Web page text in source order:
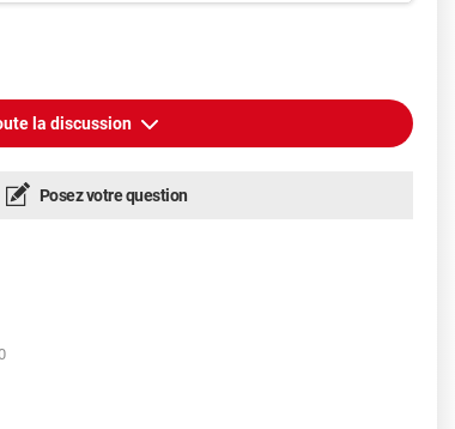
la discussion
Posez votre question